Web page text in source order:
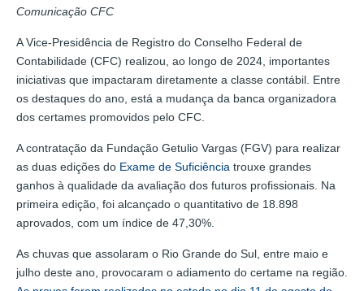
Comunicação CFC
A Vice-Presidência de Registro do Conselho Federal de
Contabilidade (CFC) realizou, ao longo de 2024, importantes
iniciativas que impactaram diretamente a classe contábil. Entre
os destaques do ano, está a mudança da banca organizadora
dos certames promovidos pelo CFC.
A contratação da Fundação Getulio Vargas (FGV) para realizar
as duas edições do Exame de Suficiência trouxe grandes
ganhos à qualidade da avaliação dos futuros profissionais. Na
primeira edição, foi alcançado o quantitativo de 18.898
aprovados, com um índice de 47,30%.
As chuvas que assolaram o Rio Grande do Sul, entre maio e
julho deste ano, provocaram o adiamento do certame na região.